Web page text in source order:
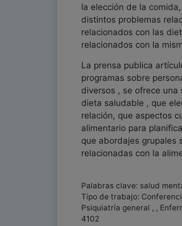
la elección de la
distintos problemas
relacionados con las
relacionados con la
La prensa publica
programas sobre
diversos , se ofrece una
dieta saludable , que
relación, que aspectos
alimentario para
que abordajes grupales
relacionadas con la
Palabras clave: salud
Tipo de trabajo:
Psiquiatría general , ,
4102